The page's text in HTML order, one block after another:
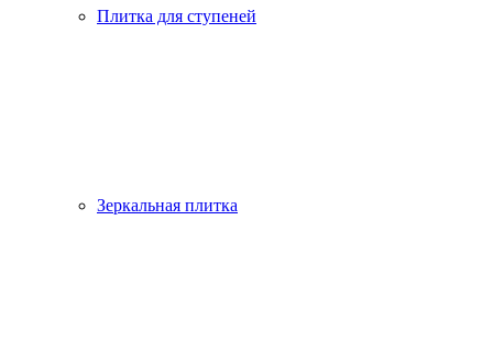
Плитка для ступеней
Зеркальная плитка